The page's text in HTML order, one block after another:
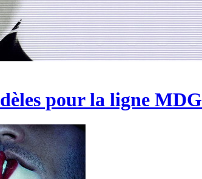
pour la ligne MDG